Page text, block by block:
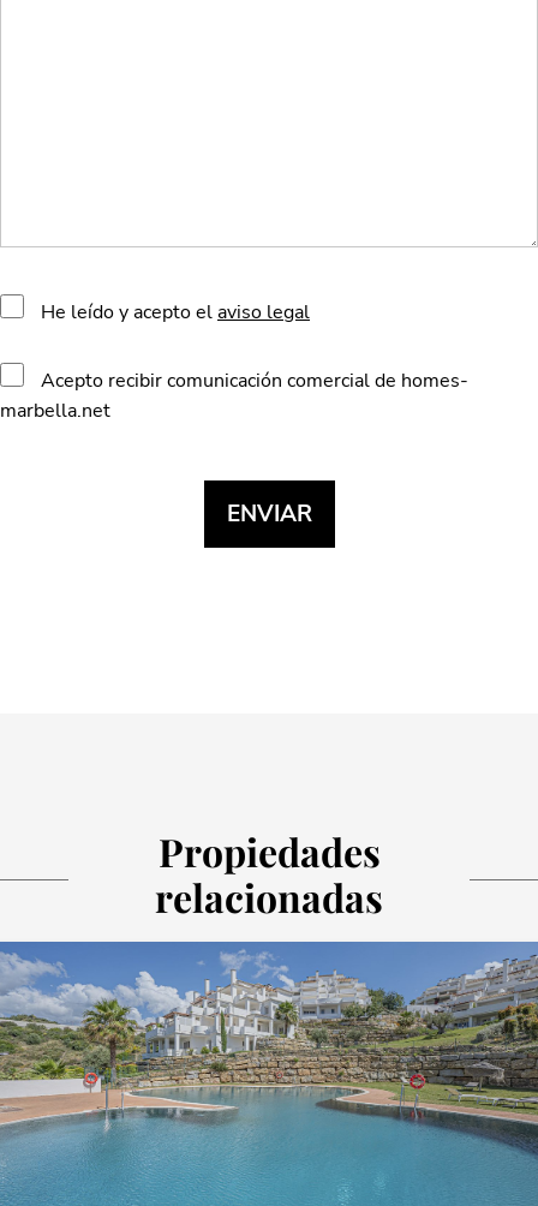
He leído y acepto elaviso legal
Acepto recibir comunicación comercial de homes-
marbella.net
Propiedades
relacionadas